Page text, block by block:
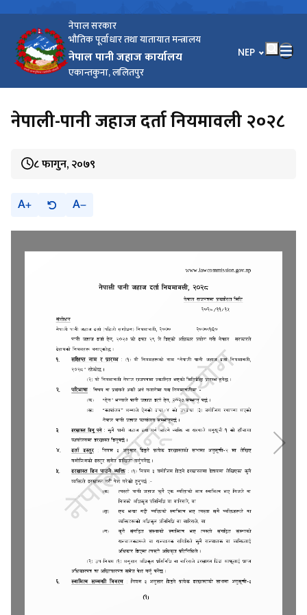
नेपाल सरकार
भौतिक पूर्वाधार तथा यातायात मन्त्रालय
नेपाल पानी जहाज कार्यालय
एकान्तकुना, ललितपुर
भाषा चयन गर्नुहोस्
NEP
नेपाली-पानी जहाज दर्ता नियमावली २०२८
८ फागुन, २०७९
A A